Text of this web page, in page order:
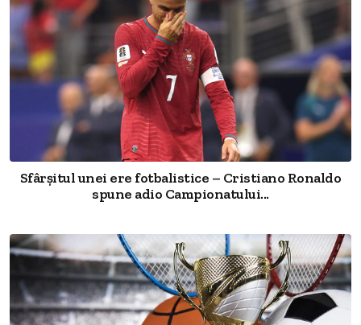
Sfârșitul unei ere fotbalistice – Cristiano Ronaldo
spune adio Campionatului...